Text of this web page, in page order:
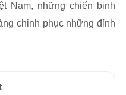
Nam, những chiến binh
chinh phục những đỉnh